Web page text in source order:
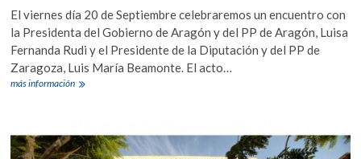
El viernes día 20 de Septiembre celebraremos un encuentro con
la Presidenta del Gobierno de Aragón y del PP de Aragón, Luisa
Fernanda Rudi y el Presidente de la Diputación y del PP de
Zaragoza, Luis María Beamonte. El acto…
más informaciónENCUENTRO
SIMPATIZANTES